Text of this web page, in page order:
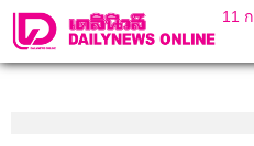
11